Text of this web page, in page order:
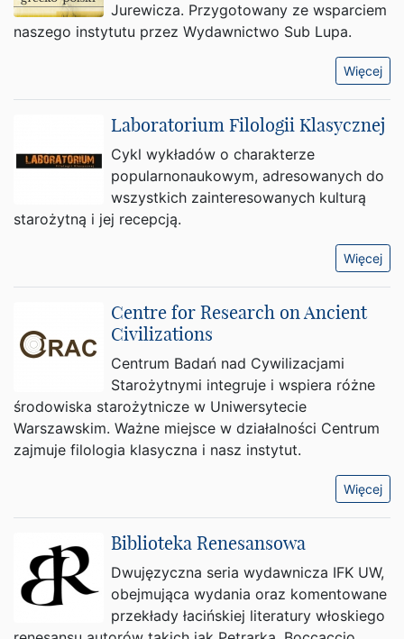
Jurewicza. Przygotowany ze wsparciem
naszego instytutu przez Wydawnictwo Sub Lupa.
Więcej
Laboratorium Filologii Klasycznej
Cykl wykładów o charakterze
popularnonaukowym, adresowanych do
wszystkich zainteresowanych kulturą
starożytną i jej recepcją.
Więcej
Centre for Research on Ancient
Civilizations
Centrum Badań nad Cywilizacjami
Starożytnymi integruje i wspiera różne
środowiska starożytnicze w Uniwersytecie
Warszawskim. Ważne miejsce w działalności Centrum
zajmuje filologia klasyczna i nasz instytut.
Więcej
Biblioteka Renesansowa
Dwujęzyczna seria wydawnicza IFK UW,
obejmująca wydania oraz komentowane
przekłady łacińskiej literatury włoskiego